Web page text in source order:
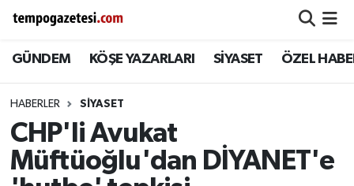
GÜNDEM KÖŞE YAZARLARI SİYASET ÖZEL
HABERLER SIYASET
CHP'li Avukat
Müftüoğlu'dan DİYANET'e
Alaplı
Çaycuma
Devrek
Ereğli
Zonguldak Nöbetçi Eczaneler
Zonguldak Hava Durumu
Zonguldak Namaz Vakitleri
Zonguldak Trafik Yoğunluk Haritası